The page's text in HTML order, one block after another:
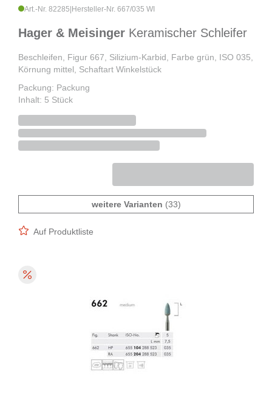
Art.-Nr. 82285 Hersteller-Nr. 667/035 WI
Hager & Meisinger Keramischer Schleifer
Beschleifen, Figur 667, Silizium-Karbid, Farbe grün, ISO 035,
Körnung mittel, Schaftart Winkelstück
Packung: Packung
Inhalt: 5 Stück
weitere Varianten (33)
Auf Produktliste